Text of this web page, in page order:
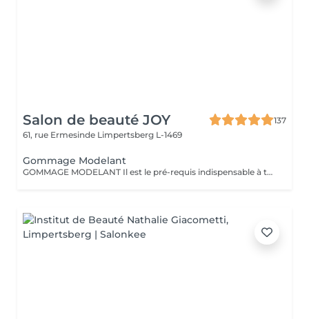
Salon de beauté JOY
137
61, rue Ermesinde Limpertsberg L-1469
Gommage Modelant
GOMMAGE MODELANT Il est le pré-requis indispensable à tout soin de la peau en associant exfoliation et massage pour une peau infiniment douce et lisse. Ce soin sur-mesure du corps apporte une action très complète mêlant relaxation et soin de la peau. Ses bienfaits : amélioration du taux d'hydratation de la peau lissage et douceur de la surface cutanée assouplissement de la peau amélioration de l'éclat de la peau.